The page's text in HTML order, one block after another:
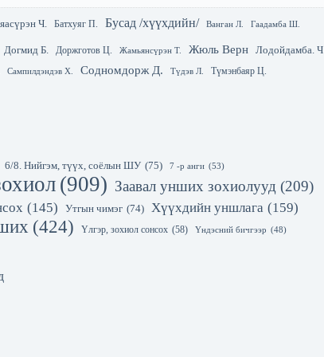
Ч. Батхуяг П. Бусад /хүүхдийн/ Ванган Л. Гаадамба Ш.
Догмид Б. Доржготов Ц. Жамьянсүрэн Т. Жюль Верн Лодойдамба. Ч
Сампилдэндэв Х. Содномдорж Д. Түдэв Л. Түмэнбаяр Ц.
6/8. Нийгэм, түүх, соёлын ШУ (75) 7 -р анги (53)
(909) Заавал унших зохиолууд (209)
(145) Утгын чимэг (74) Хүүхдийн уншлага (159)
(424) Үлгэр, зохиол сонсох (58) Үндэсний бичгээр (48)